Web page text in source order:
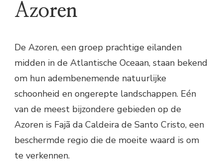
Azoren
De Azoren, een groep prachtige eilanden
midden in de Atlantische Oceaan, staan bekend
om hun adembenemende natuurlijke
schoonheid en ongerepte landschappen. Eén
van de meest bijzondere gebieden op de
Azoren is Fajã da Caldeira de Santo Cristo, een
beschermde regio die de moeite waard is om
te verkennen.